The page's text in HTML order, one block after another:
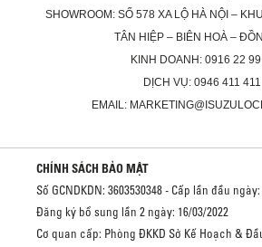
SHOWROOM: SỐ 578 XA LỘ HÀ NỘI –
TÂN HIỆP – BIÊN HOÀ –
KINH DOANH: 0916 22
DỊCH VỤ: 0946 411 411
EMAIL:
CHÍNH SÁCH BẢO MẬT
Số GCNDKDN: 3603530348 - Cấp lần đầu
Đăng ký bổ sung lần 2 ngày: 16/03/2022
Cơ quan cấp: Phòng ĐKKD Sở Kế Hoạch &